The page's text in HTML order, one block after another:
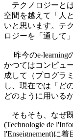
テクノロジーと
空間を越えて「人
いと思います。テ
ロジーを「通して
昨今のe-learning
かつてはコンピュ
成して（プログラ
し、現在では「ど
どのように用いる
そもそも、なぜ
(Technologie de
l'Enseignement)に